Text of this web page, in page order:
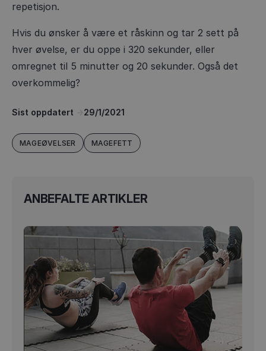
repetisjon.
Hvis du ønsker å være et råskinn og tar 2 sett på
hver øvelse, er du oppe i 320 sekunder, eller
omregnet til 5 minutter og 20 sekunder. Også det
overkommelig?
Sist oppdatert 29/1/2021
MAGEØVELSER MAGEFETT
ANBEFALTE ARTIKLER